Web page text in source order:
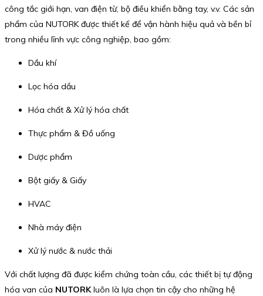
công tắc giới hạn, van điện từ, bộ điều khiển bằng tay, v.v. Các sản
phẩm của NUTORK được thiết kế để vận hành hiệu quả và bền bỉ
trong nhiều lĩnh vực công nghiệp, bao gồm:
Dầu khí
Lọc hóa dầu
Hóa chất & Xử lý hóa chất
Thực phẩm & Đồ uống
Dược phẩm
Bột giấy & Giấy
HVAC
Nhà máy điện
Xử lý nước & nước thải
Với chất lượng đã được kiểm chứng toàn cầu, các thiết bị tự động
hóa van của NUTORKluôn là lựa chọn tin cậy cho những hệ